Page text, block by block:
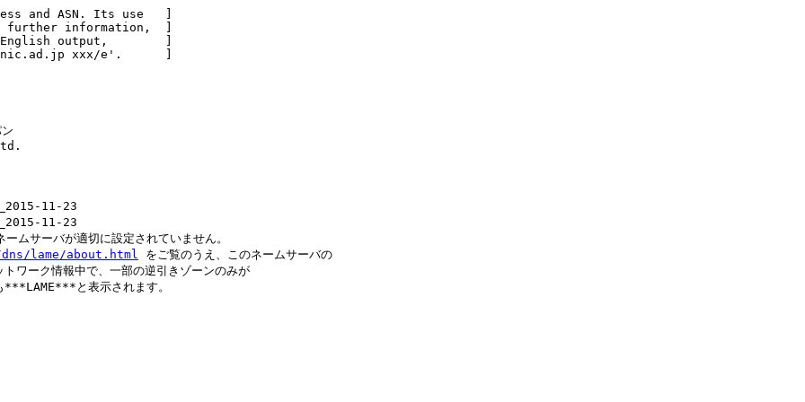
and ASN. Its use   ]
further information,  ]
English output,        ]
xxx/e'.      ]
11-23
11-23
が適切に設定されていません。
lame/about.html をご覧のうえ、このネームサーバの
情報中で、一部の逆引きゾーンのみが
と表示されます。